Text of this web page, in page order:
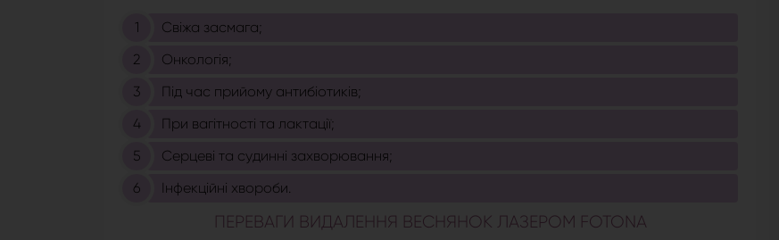
Свіжа засмага;
Онкологія;
Під час прийому антибіотиків;
При вагітності та лактації;
Серцеві та судинні захворювання;
Інфекційні хвороби.
ПЕРЕВАГИ ВИДАЛЕННЯ ВЕСНЯНОК ЛАЗЕРОМ FOTONA